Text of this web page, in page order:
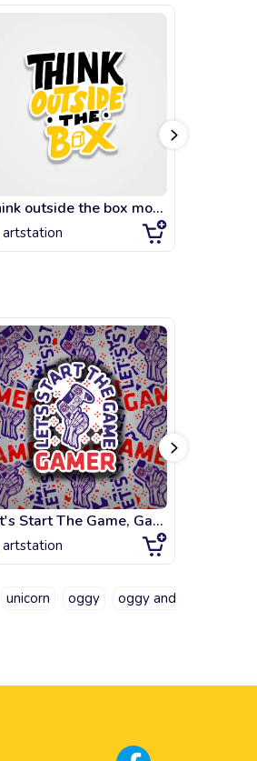
Think outside the box motivation gift
artstation
Let's Start The Game, Gamer
artstation
unicorn oggy
oggy and